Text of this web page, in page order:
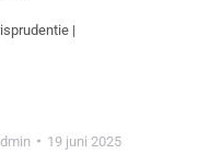
|
19 juni 2025